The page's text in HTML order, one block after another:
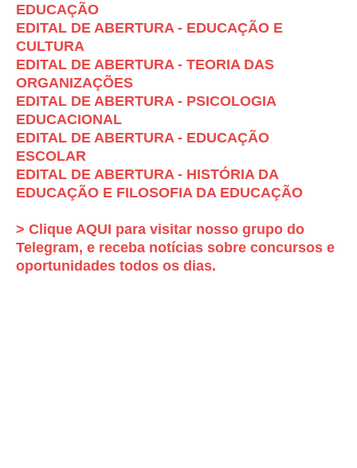
EDUCAÇÃO
EDITAL DE ABERTURA - EDUCAÇÃO E
CULTURA
EDITAL DE ABERTURA - TEORIA DAS
ORGANIZAÇÕES
EDITAL DE ABERTURA - PSICOLOGIA
EDUCACIONAL
EDITAL DE ABERTURA - EDUCAÇÃO
ESCOLAR
EDITAL DE ABERTURA - HISTÓRIA DA
EDUCAÇÃO E FILOSOFIA DA EDUCAÇÃO
> Clique AQUI para visitar nosso grupo do
Telegram, e receba notícias sobre concursos e
oportunidades todos os dias.